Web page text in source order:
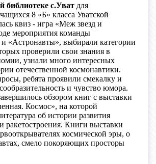
библиотеке с.Уват для
8 «Б» класса Уватской
квиз - игра «Меж звезд и
мероприятия команды
«Астронавты», выбирали категории
проверили свои знания в
узнали много интересных
отечественной космонавтики.
ребята проявили смекалку и
и чувство юмора.
обзором книг с выставки
Космос», на которой
об истории развития
ракетостроения. Книги выставки
космической эры, о
смело покоряющих просторы